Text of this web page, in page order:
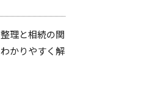
理と相続の関
かりやすく解